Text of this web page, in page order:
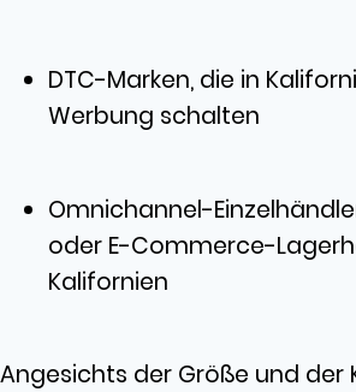
DTC-Marken, die in
Werbung schalten
Omnichannel-
oder E-Commerce-
Kalifornien
Angesichts der Größe und der